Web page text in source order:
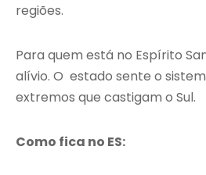
regiões.
Para quem está no Espírito
alívio. O estado sente o
extremos que castigam o Sul.
Como fica no ES: